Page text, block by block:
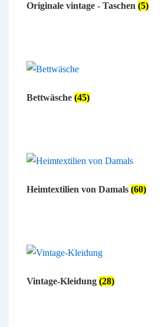
Originale vintage - Taschen (5)
Bettwäsche (45)
Heimtextilien von Damals (60)
Vintage-Kleidung (28)